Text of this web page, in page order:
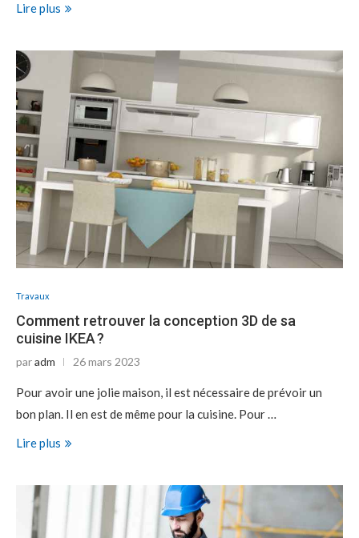
Lire plus
Travaux
Comment retrouver la conception 3D de sa
cuisine IKEA ?
paradm 26 mars 2023
Pour avoir une jolie maison, il est nécessaire de prévoir un
bon plan. Il en est de même pour la cuisine. Pour …
Lire plus